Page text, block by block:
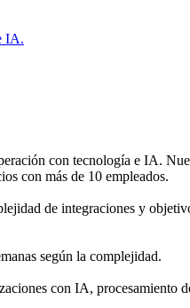
IA.
con tecnología e IA.
con más de 10 empleados.
de integraciones y
según la complejidad.
con IA, procesamiento